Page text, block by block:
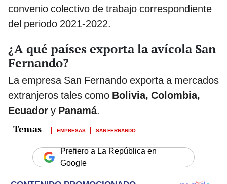
convenio colectivo de trabajo correspondiente
del periodo 2021-2022.
¿A qué países exporta la avícola San
Fernando?
La empresa San Fernando exporta a mercados
extranjeros tales como Bolivia, Colombia,
Ecuador y Panamá.
EMPRESAS SAN FERNANDO
Prefiero a La República en
Google